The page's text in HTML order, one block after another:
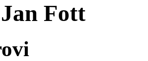
Fott